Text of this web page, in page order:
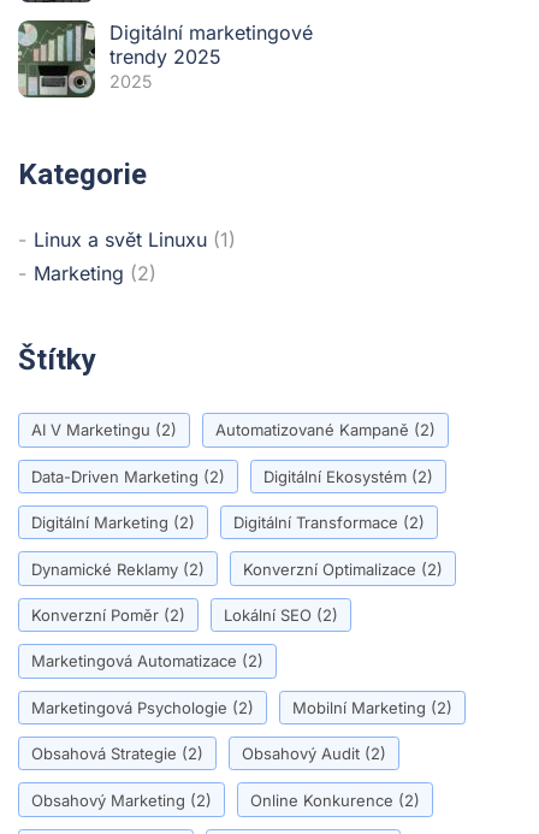
Digitální marketingové
trendy 2025
2025
Kategorie
Linux a svět Linuxu (1)
Marketing (2)
Štítky
AI V Marketingu (2) Automatizované Kampaně (2)
Data-Driven Marketing (2) Digitální Ekosystém (2)
Digitální Marketing (2) Digitální Transformace (2)
Dynamické Reklamy (2) Konverzní Optimalizace (2)
Konverzní Poměr (2) Lokální SEO (2)
Marketingová Automatizace (2)
Marketingová Psychologie (2) Mobilní Marketing (2)
Obsahová Strategie (2) Obsahový Audit (2)
Obsahový Marketing (2) Online Konkurence (2)